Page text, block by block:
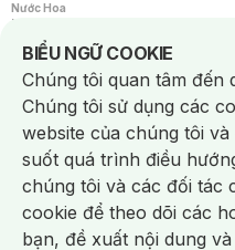
Nước Hoa
Nước Hoa Nữ
Chăm Sóc Cá Nhân
Chống Muỗi /Khẩu Trang /Máy Massage
Sản Phẩm Chăm Sóc Khác /Bàn Chải
Hỗ Trợ Trắng Răng/Kem Đánh Răng /
Tăm / Chỉ Nha Khoa/ Xịt Thơm Miệng /
Khăn Ướt Vệ Sinh Vùng Kín/Băng Vệ
Máy Cạo Râu
Vấn Đề Về Da
Da Dầu / Lỗ Chân Lông To/ Da Khô /
Da Nhạy Cảm / Kích Ứng
Da Xỉn Màu
Quầng Thâm & Bọng Mắt /Sẹo /Viêm Da
Dụng Cụ / Phụ Kiện Chăm Sóc Da
BIỂU NGỮ COOKIE
Notice about cookies usage
Chúng tôi quan tâm đến
Chúng tôi sử dụng các
website của chúng tôi
suốt quá trình điều
chúng tôi và các đối tác
cookie để theo dõi các
bạn, đề xuất nội dung